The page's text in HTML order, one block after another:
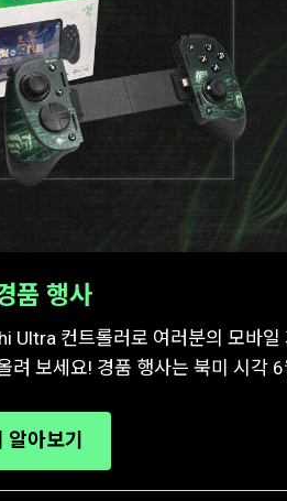
품 행사
Ultra 컨트롤러로 여러분의 모바일
려 보세요! 경품 행사는 북미 시각
알아보기